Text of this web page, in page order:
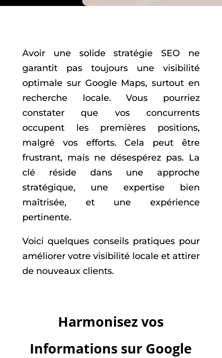
Avoir une solide stratégie SEO ne
garantit pas toujours une visibilité
optimale sur Google Maps, surtout en
recherche locale. Vous pourriez
constater que vos concurrents
occupent les premières positions,
malgré vos efforts. Cela peut être
frustrant, mais ne désespérez pas. La
clé réside dans une approche
stratégique, une expertise bien
maîtrisée, et une expérience
pertinente.
Voici quelques conseils pratiques pour
améliorer votre visibilité locale et attirer
de nouveaux clients.
Harmonisez vos
Informations sur Google